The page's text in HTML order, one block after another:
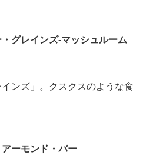
グレインズ-マッシュルーム
ンズ」。クスクスのような食
ーモンド・バー